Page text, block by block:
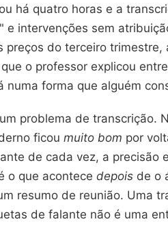
há quatro horas e a
intervenções sem
preços do terceiro trimestre,
o professor explicou
forma que alguém
problema de transcrição.
ficou muito bom por
de cada vez, a precisão
o que acontece depois de o
resumo de reunião. Uma
de falante não é uma